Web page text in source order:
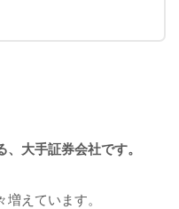
大手証券会社です。
えています。